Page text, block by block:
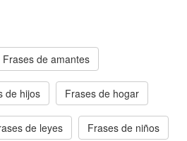
Frases de amantes
de hijos Frases de hogar
de leyes Frases de niños